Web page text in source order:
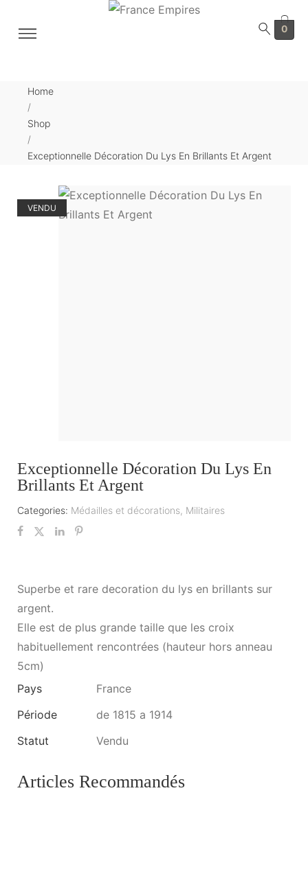
0
Home
/
Shop
/
Exceptionnelle Décoration Du Lys En Brillants Et Argent
VENDU
Exceptionnelle Décoration Du Lys En
Brillants Et Argent
Categories: Médailles et décorations, Militaires
Superbe et rare decoration du lys en brillants sur
argent.
Elle est de plus grande taille que les croix
habituellement rencontrées (hauteur hors anneau
5cm)
Pays
France
Période
de 1815 a 1914
Statut
Vendu
Articles Recommandés